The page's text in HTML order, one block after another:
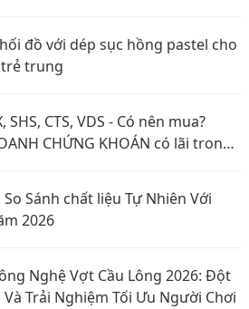
đồ với dép sục hồng pastel cho
trung
SHS, CTS, VDS - Có nên mua?
CHỨNG KHOÁN có lãi trong
Sánh chất liệu Tự Nhiên Với
2026
Nghệ Vợt Cầu Lông 2026: Đột
Và Trải Nghiệm Tối Ưu Người Chơi